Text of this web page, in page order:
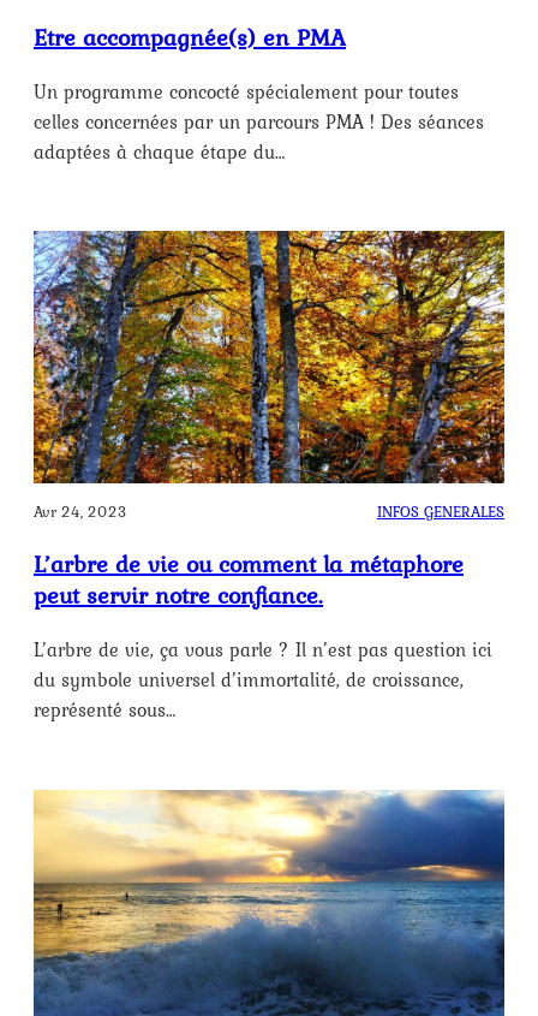
Etre accompagnée(s) en PMA
Un programme concocté spécialement pour toutes
celles concernées par un parcours PMA ! Des séances
adaptées à chaque étape du…
Avr 24, 2023 INFOS GENERALES
L’arbre de vie ou comment la métaphore
peut servir notre confiance.
L’arbre de vie, ça vous parle ? Il n’est pas question ici
du symbole universel d’immortalité, de croissance,
représenté sous…